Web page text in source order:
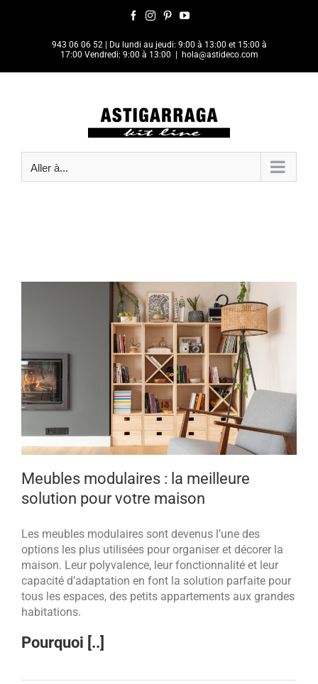
Facebook
InstagramPinterestYouTube
943 06 06 52
| Du lundi au jeudi: 9:00 à 13:00 et 15:00 à
17:00 Vendredi: 9:00 à 13:00
hola@astideco.com
Aller à...
Meubles modulaires : la meilleure
solution pour votre maison
Les meubles modulaires sont devenus l’une des
options les plus utilisées pour organiser et décorer la
maison. Leur polyvalence, leur fonctionnalité et leur
capacité d’adaptation en font la solution parfaite pour
tous les espaces, des petits appartements aux grandes
habitations.
Pourquoi [..]